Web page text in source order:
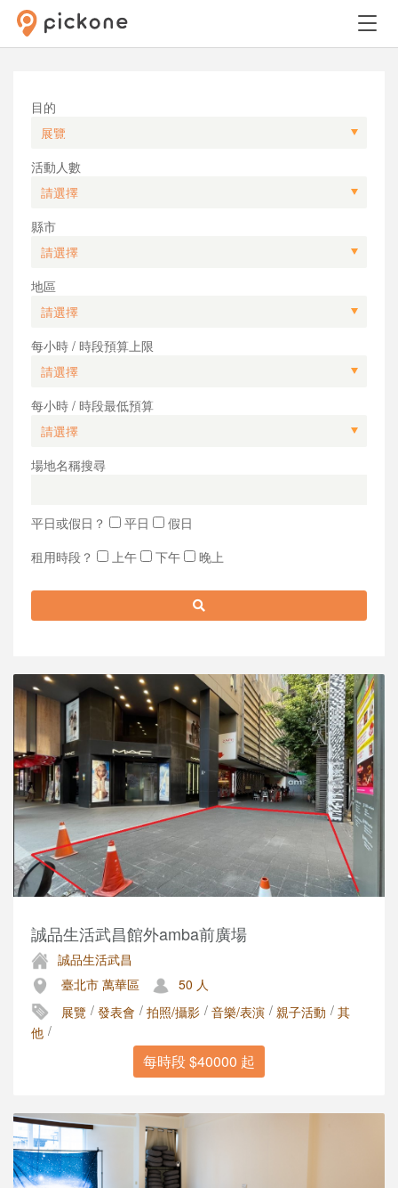
目的
活動人數
縣市
地區
每小時 / 時段預算上限
每小時 / 時段最低預算
場地名稱搜尋
平日或假日？ 平日
假日
租用時段？
上午 下午 晚上
誠品生活武昌館外amba前廣場
誠品生活武昌
臺北市 萬華區
50 人
展覽 / 發表會 / 拍照/攝影 / 音樂/表演 / 親子活動 / 其
他 /
每時段 $40000 起